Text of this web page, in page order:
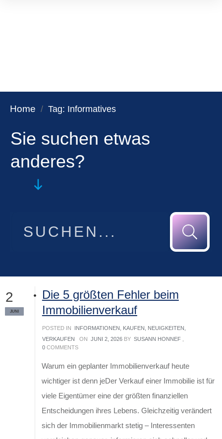
Home / Tag: Informatives
Sie suchen etwas
anderes?
2
JUNI
Die 5 größten Fehler beim
Immobilienverkauf
POSTED IN INFORMATIONEN KAUFEN NEUIGKEITEN
VERKAUFEN ON JUNI 2, 2026 BY SUSANN HONNEF,
0COMMENTS
Warum ein geplanter Immobilienverkauf heute
wichtiger ist denn jeDer Verkauf einer Immobilie ist für
viele Eigentümer eine der größten finanziellen
Entscheidungen ihres Lebens. Gleichzeitig verändert
sich der Immobilienmarkt stetig – Interessenten